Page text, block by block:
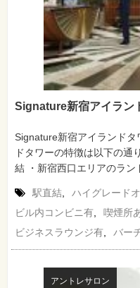
Signature新宿アイラン
Signature新宿アイランド
ドタワーの特徴は以下の通
結 ・新宿西口エリアのラン
駅直結, ハイグレード
ビル内コンビニ有, 喫煙所
ビジネスラウンジ有, バー
アントレサロン